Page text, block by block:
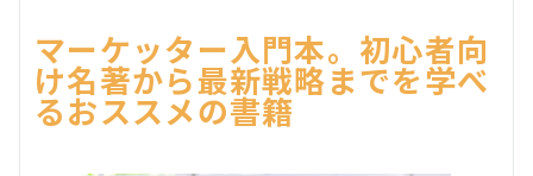
マーケッター入門本。初心者向
け名著から最新戦略までを学べ
るおススメの書籍